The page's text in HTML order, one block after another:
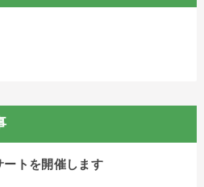
トを開催します